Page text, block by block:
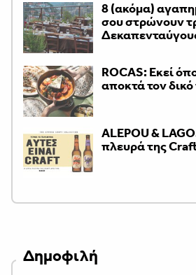
8 (ακόμα)
σου στρώνουν
ROCAS: Εκεί
αποκτά τον
ALEPOU &
πλευρά της
Δημοφιλή